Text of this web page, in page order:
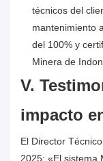
técnicos del
mantenimiento
del 100% y
Minera de
V.
impacto
El Director
2025: «El sistema